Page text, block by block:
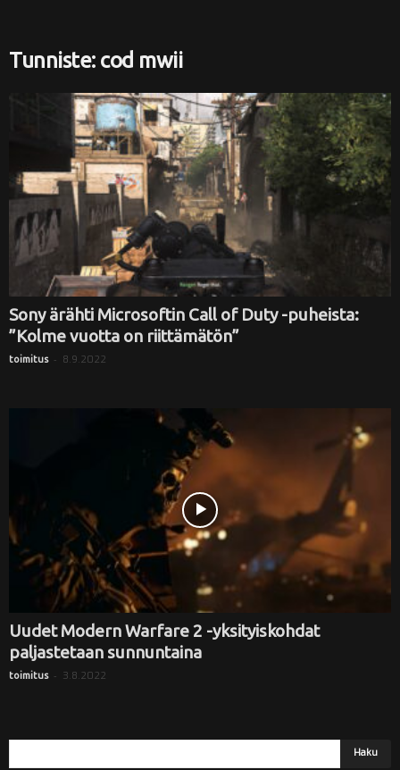
Tunniste: cod mwii
Sony ärähti Microsoftin Call of Duty -puheista:
”Kolme vuotta on riittämätön”
toimitus - 8.9.2022
Uudet Modern Warfare 2 -yksityiskohdat
paljastetaan sunnuntaina
toimitus - 3.8.2022